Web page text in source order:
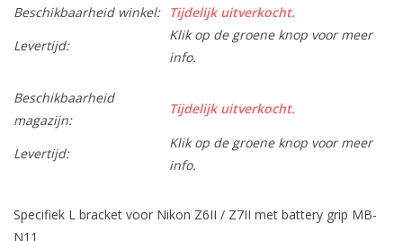
Beschikbaarheid winkel:
Tijdelijk uitverkocht.
Levertijd:
Klik op de groene knop voor meer
info.
Beschikbaarheid
magazijn:
Tijdelijk uitverkocht.
Levertijd:
Klik op de groene knop voor meer
info.
Specifiek L bracket voor Nikon Z6II / Z7II met battery grip MB-
N11